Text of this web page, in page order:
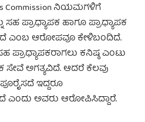
Commission ನಿಯಮಗಳಿಗೆ
ಪ್ರಾಧ್ಯಾಪಕ ಹಾಗೂ ಪ್ರಾಧ್ಯಾಪಕ
ಎಂಬ ಆರೋಪವೂ ಕೇಳಿಬಂದಿದೆ.
ಕನಿಷ್ಠ ಎಂಟು
ಸೇವೆ ಅಗತ್ಯವಿದೆ. ಆದರೆ ಕೆಲವು
ಇದ್ದರೂ
ಎಂದು ಅವರು ಆರೋಪಿಸಿದ್ದಾರೆ.